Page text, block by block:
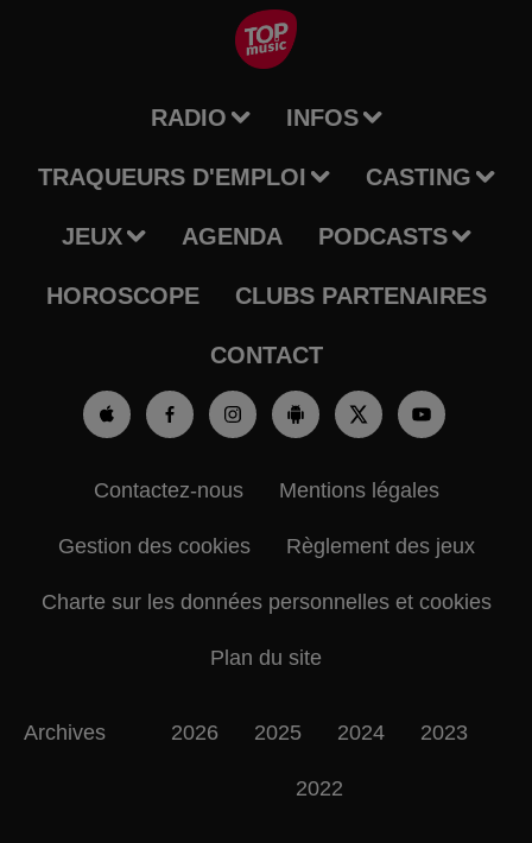
RADIO INFOS
TRAQUEURS D'EMPLOI CASTING
JEUX AGENDA PODCASTS
HOROSCOPE CLUBS PARTENAIRES
CONTACT
Contactez-nous Mentions légales
Gestion des cookies Règlement des jeux
Charte sur les données personnelles et cookies
Plan du site
Archives 2026 2025 2024 2023
2022